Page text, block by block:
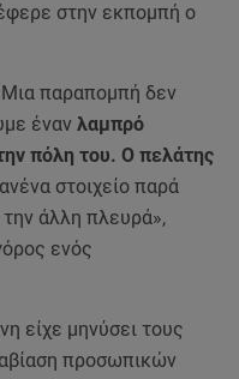
στην εκπομπή ο
παραπομπή δεν
έναν λαμπρό
πόλη του. Ο πελάτης
στοιχείο παρά
άλλη πλευρά»,
ενός
είχε μηνύσει τους
προσωπικών